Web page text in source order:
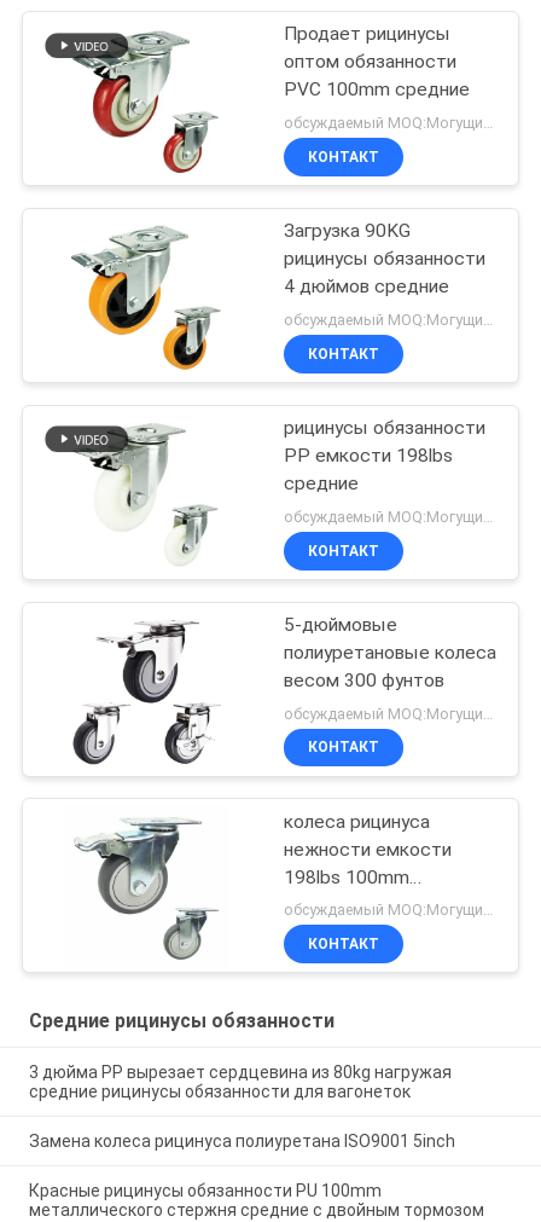
Продает рицинусы
оптом обязанности
PVC 100mm средние
обсуждаемый MOQ:Могущий быть предметом переговоров
КОНТАКТ
Загрузка 90KG
рицинусы обязанности
4 дюймов средние
КОНТАКТ
рицинусы обязанности
PP емкости 198lbs
средние
КОНТАКТ
5-дюймовые
полиуретановые колеса
весом 300 фунтов
КОНТАКТ
колеса рицинуса
нежности емкости
198lbs 100mm
резиновые с крышкамиобсуждаемый MOQ:Могущий быть предметом переговоров
КОНТАКТ
Средние рицинусы обязанности
3 дюйма PP вырезает сердцевина из 80kg нагружая
средние рицинусы обязанности для вагонеток
Замена колеса рицинуса полиуретана ISO9001 5inch
Красные рицинусы обязанности PU 100mm
металлического стержня средние с двойным тормозом